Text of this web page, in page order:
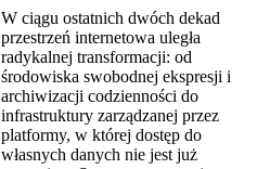
W ciągu ostatnich dwóch dekad
przestrzeń internetowa uległa
radykalnej transformacji: od
środowiska swobodnej ekspresji i
archiwizacji codzienności do
infrastruktury zarządzanej przez
platformy, w której dostęp do
własnych danych nie jest już